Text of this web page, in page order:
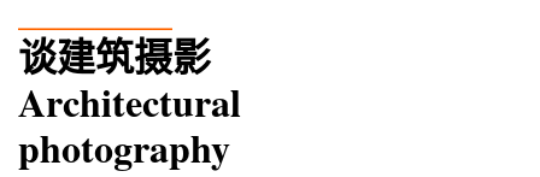
谈建筑摄影
Architectural
photography